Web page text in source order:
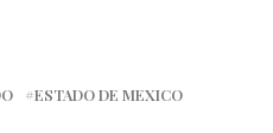
ESTADO DE MEXICO